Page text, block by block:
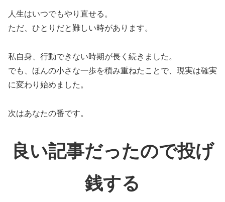
人生はいつでもやり直せる。
ただ、ひとりだと難しい時があります。
私自身、行動できない時期が長く続きました。
でも、ほんの小さな一歩を積み重ねたことで、現実は確実
に変わり始めました。
次はあなたの番です。
良い記事だったので投げ
銭する